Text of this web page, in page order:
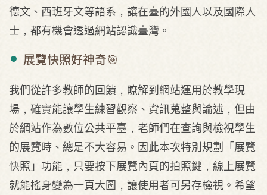
德文、西班牙文等語系，讓在臺的外國人以及國際人
士，都有機會透過網站認識臺灣。
展覽快照好神奇🎯
我們從許多教師的回饋，瞭解到網站運用於教學現
場，確實能讓學生練習觀察、資訊蒐整與論述，但由
於網站作為數位公共平臺，老師們在查詢與檢視學生
的展覽時、總是不大容易。因此本次特別規劃「展覽
快照」功能，只要按下展覽內頁的拍照鍵，線上展覽
就能搖身變為一頁大圖，讓使用者可另存檢視。希望